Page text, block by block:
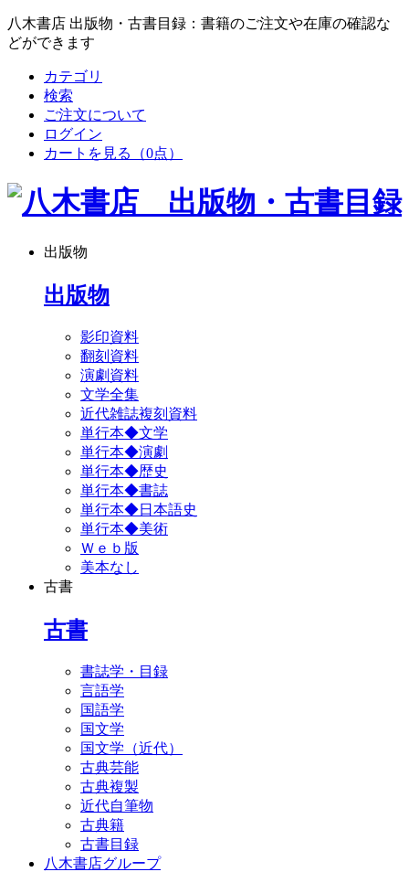
八木書店 出版物・古書目録：書籍のご注文や在庫の確認な
どができます
カテゴリ
検索
ご注文について
ログイン
カートを見る
（0点）
出版物
出版物
影印資料
翻刻資料
演劇資料
文学全集
近代雑誌複刻資料
単行本◆文学
単行本◆演劇
単行本◆歴史
単行本◆書誌
単行本◆日本語史
単行本◆美術
Ｗｅｂ版
美本なし
古書
古書
書誌学・目録
言語学
国語学
国文学
国文学（近代）
古典芸能
古典複製
近代自筆物
古典籍
古書目録
八木書店グループ